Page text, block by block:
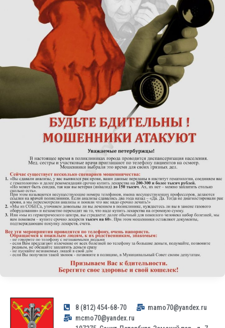
8 (812) 454-68-70
mamo70@yandex.ru
mcmo70@yandex.ru